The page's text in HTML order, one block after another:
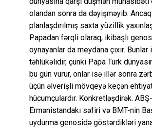
olandan sonra da dəyişməyib.
planlaşdırılmış saxta yüzillik
Papadan fərqli olaraq, ikibaşlı
oynayanlar da meydana çıxır. Bunlar
təhlükəlidir, çünki Papa Türk
bu gün vurur, onlar isə illər sonra
üçün əlverişli mövqeyə keçən
hücumçulardır. Konkretləşdirək. ABŞ-
Ermənistandakı səfiri və BMT-nin
uydurma genosidə göstərdikləri